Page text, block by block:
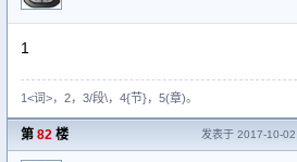
1
1<词>，2，3/段\，4{节}，5(章)。
第 82 楼 发表于 2017-10-